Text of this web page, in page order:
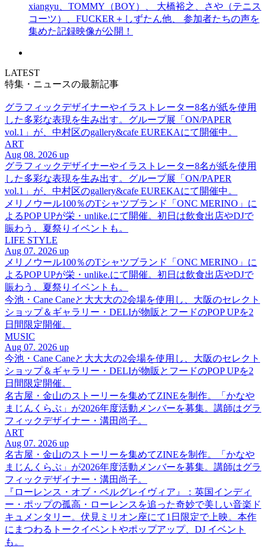
xiangyu、TOMMY（BOY）、 大橋裕之、さや（テニス
コーツ）、FUCKER＋しずたん他、 参加者たちの声を
集めた記録映像が公開！
LATEST
特集・ニュースの最新記事
グラフィックデザイナーやイラストレーター8名が紙を使用
した多彩な表現を生み出す。グループ展「ON/PAPER
vol.1」が、中村区のgallery&cafe EUREKAにて開催中。
ART
Aug 08. 2026 up
グラフィックデザイナーやイラストレーター8名が紙を使用
した多彩な表現を生み出す。グループ展「ON/PAPER
vol.1」が、中村区のgallery&cafe EUREKAにて開催中。
メリノウール100％のTシャツブランド「ONC MERINO」に
よるPOP UPが栄・unlike.にて開催。初日は飲食出店やDJで
賑わう、夏祭りイベントも。
LIFE STYLE
Aug 07. 2026 up
メリノウール100％のTシャツブランド「ONC MERINO」に
よるPOP UPが栄・unlike.にて開催。初日は飲食出店やDJで
賑わう、夏祭りイベントも。
今池・Cane Caneと大大大の2会場を使用し、大阪のセレクト
ショップ＆ギャラリー・DELIが物販とフードのPOP UPを2
日間限定開催。
MUSIC
Aug 07. 2026 up
今池・Cane Caneと大大大の2会場を使用し、大阪のセレクト
ショップ＆ギャラリー・DELIが物販とフードのPOP UPを2
日間限定開催。
名古屋・金山のストーリーを集めてZINEを制作。「かなや
まじんくらぶ」が2026年度活動メンバーを募集。講師はグラ
フィックデザイナー・溝田尚子。
ART
Aug 07. 2026 up
名古屋・金山のストーリーを集めてZINEを制作。「かなや
まじんくらぶ」が2026年度活動メンバーを募集。講師はグラ
フィックデザイナー・溝田尚子。
『ローレンス・オブ・ベルグレイヴィア』：英国インディ
ー・ポップの孤高・ローレンスを追った奇妙で美しい音楽ド
キュメンタリー。伏見ミリオン座にて1日限定で上映。本作
にまつわるトークイベントやポップアップ、DJ イベント
も。